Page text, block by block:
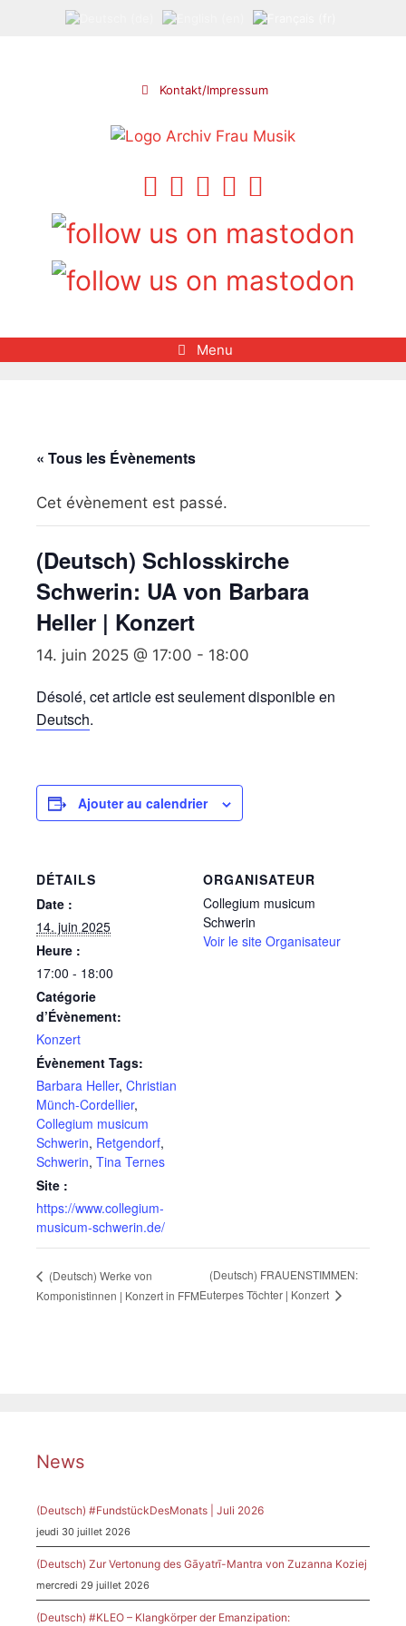
Kontakt/Impressum
Menu
« Tous les Évènements
Cet évènement est passé.
(Deutsch) Schlosskirche
Schwerin: UA von Barbara
Heller | Konzert
14. juin 2025 @ 17:00 - 18:00
Désolé, cet article est seulement disponible en
Deutsch.
Ajouter au calendrier
DÉTAILS
Date :
14. juin 2025
Heure :
17:00 - 18:00
Catégorie
d’Évènement:
Konzert
Évènement Tags:
Barbara Heller, Christian
Münch-Cordellier,
Collegium musicum
Schwerin, Retgendorf,
Schwerin, Tina Ternes
Site :
https://www.collegium-
musicum-schwerin.de/
ORGANISATEUR
Collegium musicum
Schwerin
Voir le site Organisateur
(Deutsch) Werke von
Komponistinnen | Konzert in FFM
(Deutsch) FRAUENSTIMMEN:
Euterpes Töchter | Konzert
News
(Deutsch) #FundstückDesMonats | Juli 2026
jeudi 30 juillet 2026
(Deutsch) Zur Vertonung des Gāyatrī-Mantra von Zuzanna Koziej
mercredi 29 juillet 2026
(Deutsch) #KLEO – Klangkörper der Emanzipation: